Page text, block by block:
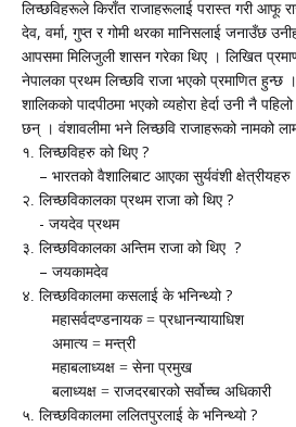
लिच्छविहरूले किराँत राजाहरूलाई परास्त गरी आफू
देव, वर्मा, गुप्‍त र गोमी थरका मानिसलाई जनाउँछ
आपसमा मिलिजुली शासन गरेका थिए । लिखित
नेपालका प्रथम लिच्छवि राजा भएको प्रमाणित
शालिकको पादपीठमा भएको व्यहोरा हेर्दा उनी नै
छन् । वंशावलीमा भने लिच्छवि राजाहरूको नामको
१. लिच्छविहरु को थिए ?
– भारतको वैशालिबाट आएका सुर्यवंशी क्षेत्रीयहरु
२. लिच्छविकालका प्रथम राजा को थिए ?
- जयदेव प्रथम
३. लिच्छविकालका अन्तिम राजा को थिए ?
– जयकामदेव
४. लिच्छविकालमा कसलाई के भनिन्थ्यो ?
महासर्वदण्डनायक = प्रधानन्यायाधिश
अमात्य = मन्त्री
महाबलाध्यक्ष = सेना प्रमुख
बलाध्यक्ष = राजदरबारको सर्वोच्च अधिकारी
५. लिच्छविकालमा ललितपुरलाई के भनिन्थ्यो ?